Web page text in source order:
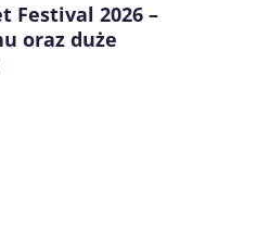
Festival 2026 –
oraz duże